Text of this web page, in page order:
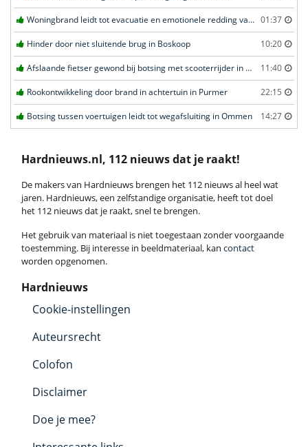
Woningbrand leidt tot evacuatie en emotionele redding van kat in Amsterdam 01:37
Hinder door niet sluitende brug in Boskoop 10:20
Afslaande fietser gewond bij botsing met scooterrijder in Katwijk 11:40
Rookontwikkeling door brand in achtertuin in Purmer 22:15
Botsing tussen voertuigen leidt tot wegafsluiting in Ommen 14:27
Hardnieuws.nl, 112 nieuws dat je raakt!
De makers van Hardnieuws brengen het 112 nieuws al heel wat
jaren. Hardnieuws, een zelfstandige organisatie, heeft tot doel
het 112 nieuws dat je raakt, snel te brengen.
Het gebruik van materiaal is niet toegestaan zonder voorgaande
toestemming. Bij interesse in beeldmateriaal, kan contact
worden opgenomen.
Hardnieuws
Cookie-instellingen
Auteursrecht
Colofon
Disclaimer
Doe je mee?